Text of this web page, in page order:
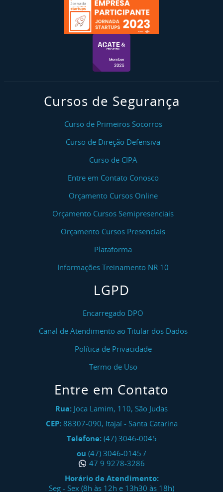
Cursos de Segurança
Curso de Primeiros Socorros
Curso de Direção Defensiva
Curso de CIPA
Entre em Contato Conosco
Orçamento Cursos Online
Orçamento Cursos Semipresenciais
Orçamento Cursos Presenciais
Plataforma
Informações Treinamento NR 10
LGPD
Encarregado DPO
Canal de Atendimento ao Titular dos Dados
Política de Privacidade
Termo de Uso
Entre em Contato
Rua: Joca Lamim, 110, São Judas
CEP: 88307-090, Itajaí- Santa Catarina
Telefone: (47) 3046-0045
ou (47) 3046-0145 /
47 9 9278-3286
Horário de Atendimento:
Seg - Sex (8h às 12h e 13h30 às 18h)